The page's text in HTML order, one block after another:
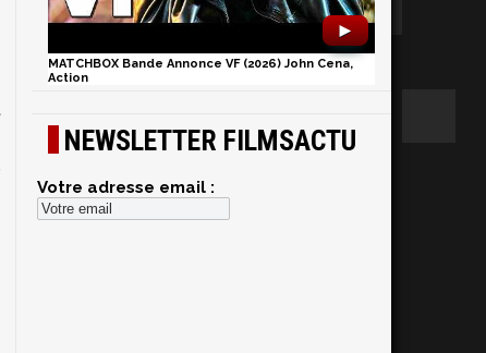
►
MATCHBOX Bande Annonce VF (2026) John Cena,
Action
NEWSLETTER FILMSACTU
Votre adresse email :